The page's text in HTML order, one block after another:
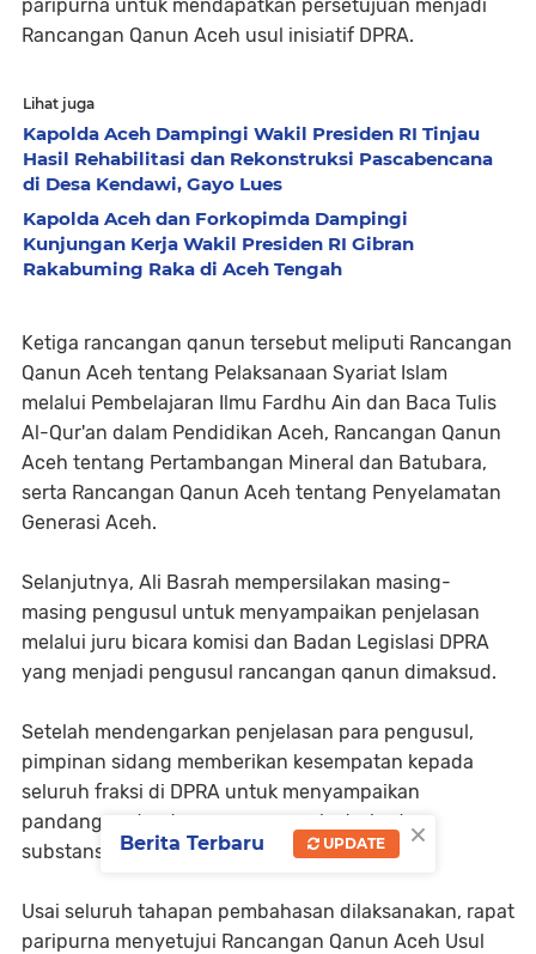
paripurna untuk mendapatkan persetujuan menjadi
Rancangan Qanun Aceh usul inisiatif DPRA.
Lihat juga
Kapolda Aceh Dampingi Wakil Presiden RI Tinjau
Hasil Rehabilitasi dan Rekonstruksi Pascabencana
di Desa Kendawi, Gayo Lues
Kapolda Aceh dan Forkopimda Dampingi
Kunjungan Kerja Wakil Presiden RI Gibran
Rakabuming Raka di Aceh Tengah
Ketiga rancangan qanun tersebut meliputi Rancangan
Qanun Aceh tentang Pelaksanaan Syariat Islam
melalui Pembelajaran Ilmu Fardhu Ain dan Baca Tulis
Al-Qur'an dalam Pendidikan Aceh, Rancangan Qanun
Aceh tentang Pertambangan Mineral dan Batubara,
serta Rancangan Qanun Aceh tentang Penyelamatan
Generasi Aceh.
Selanjutnya, Ali Basrah mempersilakan masing-
masing pengusul untuk menyampaikan penjelasan
melalui juru bicara komisi dan Badan Legislasi DPRA
yang menjadi pengusul rancangan qanun dimaksud.
Setelah mendengarkan penjelasan para pengusul,
pimpinan sidang memberikan kesempatan kepada
seluruh fraksi di DPRA untuk menyampaikan
pandangan dan tanggapan mereka terhadap
substansi rancangan qanun tersebut.
Usai seluruh tahapan pembahasan dilaksanakan, rapat
paripurna menyetujui Rancangan Qanun Aceh Usul
×
Berita Terbaru UPDATE